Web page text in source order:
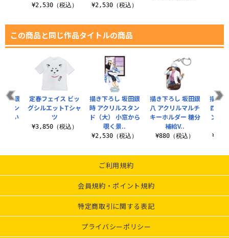
¥2,530（税込）
¥2,530（税込）
この商品と同じ作品タイトルの商品
描き下ろし 坂田銀
時 アクリルスタン
ド（大） 小窓から
覗く景..
¥2,530（税込）
描き下ろし 坂田銀
八 アクリルマルチ
キーホルダー 糖分
補給V..
¥880（税込）
描き
四郎
ンド
田銀
タン
眠い
定春フェイス ビッ
グシルエットTシャ
ツ
¥3,850（税込）
ご利用規約
会員規約・ポイント規約
特定商取引に関する表記
プライバシーポリシー